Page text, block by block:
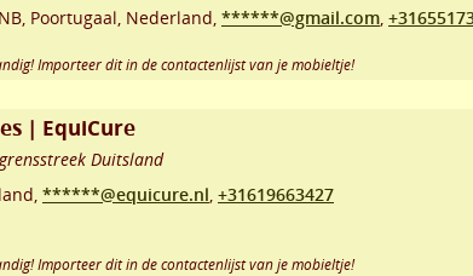
, Poortugaal, Nederland, ******@gmail.com,
Importeer dit in de contactenlijst van je mobieltje!
| EquiCure
Duitsland
******@equicure.nl, +31619663427
Importeer dit in de contactenlijst van je mobieltje!